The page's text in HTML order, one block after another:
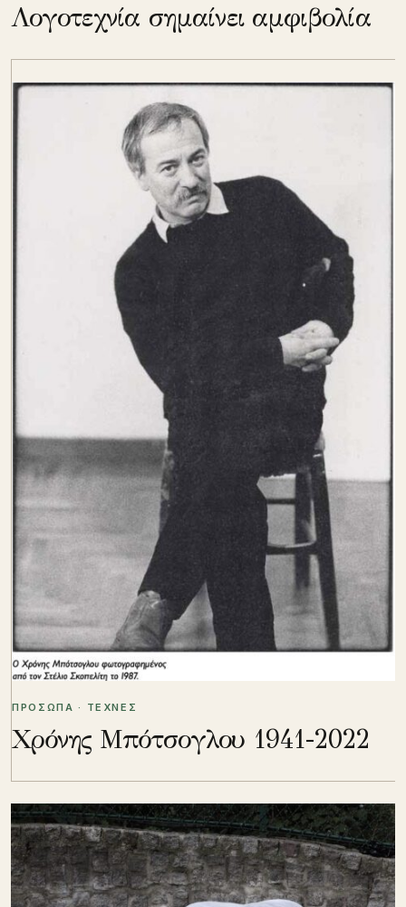
Λογοτεχνία σημαίνει αμφιβολία
ΠΡΟΣΩΠΑ · ΤΕΧΝΕΣ
Χρόνης Μπότσογλου 1941-2022